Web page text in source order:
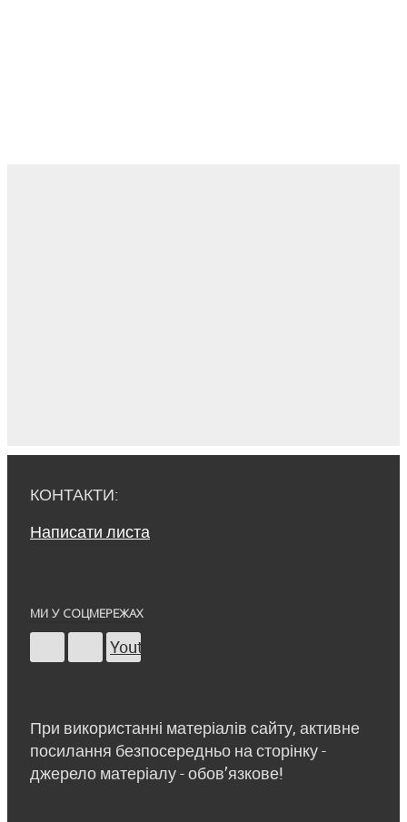
КОНТАКТИ:
Написати листа
МИ У СОЦМЕРЕЖАХ
Youtube
При використанні матеріалів сайту, активне
посилання безпосередньо на сторінку -
джерело матеріалу - обов’язкове!